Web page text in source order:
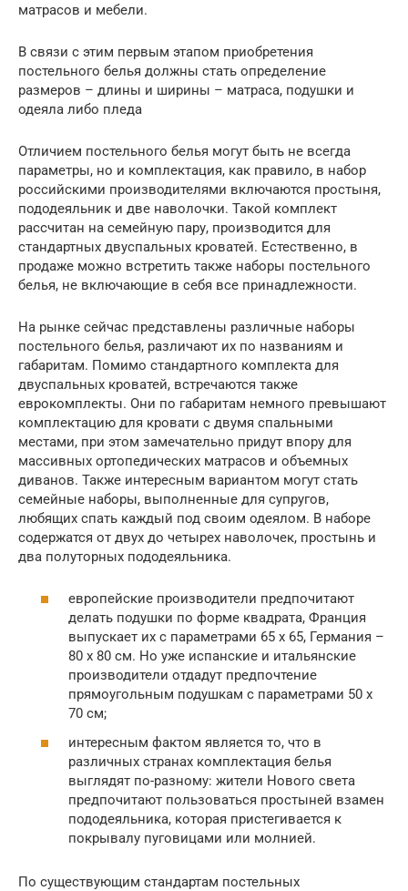
матрасов и мебели.
В связи с этим первым этапом приобретения
постельного белья должны стать определение
размеров – длины и ширины – матраса, подушки и
одеяла либо пледа
Отличием постельного белья могут быть не всегда
параметры, но и комплектация, как правило, в набор
российскими производителями включаются простыня,
пододеяльник и две наволочки. Такой комплект
рассчитан на семейную пару, производится для
стандартных двуспальных кроватей. Естественно, в
продаже можно встретить также наборы постельного
белья, не включающие в себя все принадлежности.
На рынке сейчас представлены различные наборы
постельного белья, различают их по названиям и
габаритам. Помимо стандартного комплекта для
двуспальных кроватей, встречаются также
еврокомплекты. Они по габаритам немного превышают
комплектацию для кровати с двумя спальными
местами, при этом замечательно придут впору для
массивных ортопедических матрасов и объемных
диванов. Также интересным вариантом могут стать
семейные наборы, выполненные для супругов,
любящих спать каждый под своим одеялом. В наборе
содержатся от двух до четырех наволочек, простынь и
два полуторных пододеяльника.
европейские производители предпочитают
делать подушки по форме квадрата, Франция
выпускает их с параметрами 65 х 65, Германия –
80 х 80 см. Но уже испанские и итальянские
производители отдадут предпочтение
прямоугольным подушкам с параметрами 50 х
70 см;
интересным фактом является то, что в
различных странах комплектация белья
выглядят по-разному: жители Нового света
предпочитают пользоваться простыней взамен
пододеяльника, которая пристегивается к
покрывалу пуговицами или молнией.
По существующим стандартам постельных